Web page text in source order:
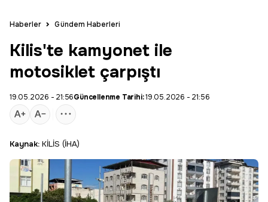
Haberler Gündem Haberleri
Kilis'te kamyonet ile
motosiklet çarpıştı
19.05.2026 - 21:56Güncellenme Tarihi:19.05.2026 - 21:56
Kaynak: KİLİS (İHA)